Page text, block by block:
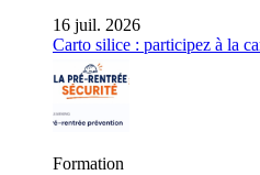
16 juil. 2026
Carto silice : participez à la
Formation